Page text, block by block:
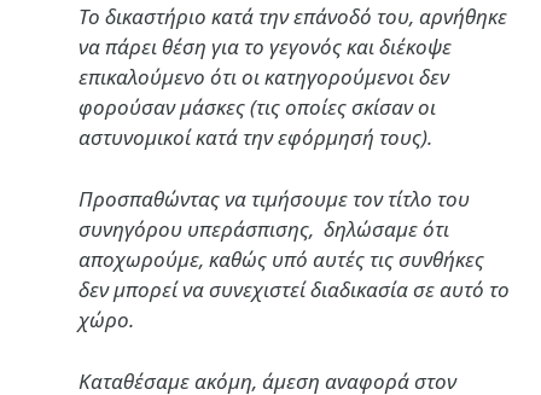
Το δικαστήριο κατά την επάνοδό του, αρνήθηκε
να πάρει θέση για το γεγονός και διέκοψε
επικαλούμενο ότι οι κατηγορούμενοι δεν
φορούσαν μάσκες (τις οποίες σκίσαν οι
αστυνομικοί κατά την εφόρμησή τους).
Προσπαθώντας να τιμήσουμε τον τίτλο του
συνηγόρου υπεράσπισης, δηλώσαμε ότι
αποχωρούμε, καθώς υπό αυτές τις συνθήκες
δεν μπορεί να συνεχιστεί διαδικασία σε αυτό το
χώρο.
Καταθέσαμε ακόμη, άμεση αναφορά στον